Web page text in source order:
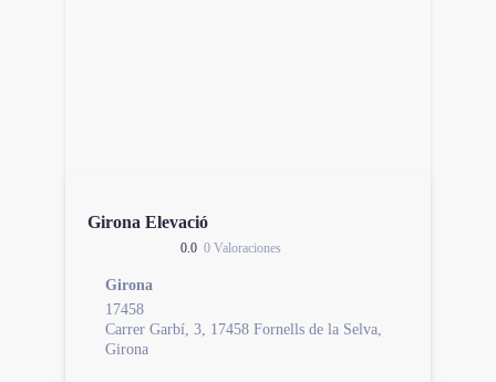
Girona Elevació
0.0 0 Valoraciones
Girona
17458
Carrer Garbí, 3, 17458 Fornells de la Selva,
Girona